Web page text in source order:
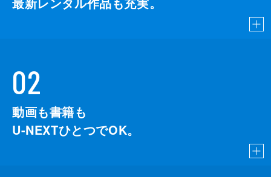
02
動画も書籍も
U-NEXTひとつでOK。